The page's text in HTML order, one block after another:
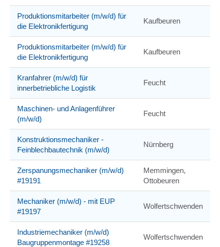
Produktionsmitarbeiter (m/w/d) für
die Elektronikfertigung
Kaufbeuren
Produktionsmitarbeiter (m/w/d) für
die Elektronikfertigung
Kaufbeuren
Kranfahrer (m/w/d) für
innerbetriebliche Logistik
Feucht
Maschinen- und Anlagenführer
(m/w/d)
Feucht
Konstruktionsmechaniker -
Feinblechbautechnik (m/w/d)
Nürnberg
Zerspanungsmechaniker (m/w/d)
#19191
Memmingen,
Ottobeuren
Mechaniker (m/w/d) - mit EUP
#19197
Wolfertschwenden
Industriemechaniker (m/w/d)
Baugruppenmontage #19258
Wolfertschwenden